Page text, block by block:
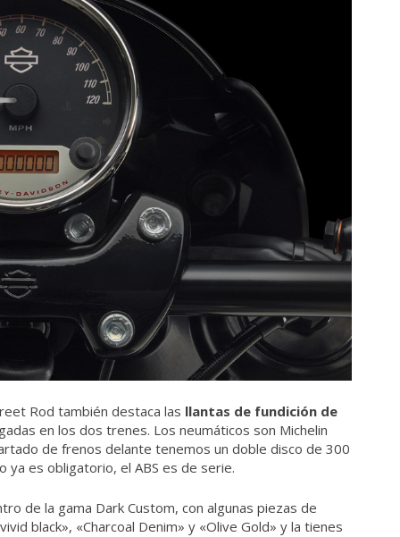
Rod también destaca las llantas de fundición de
en los dos trenes. Los neumáticos son Michelin
de frenos delante tenemos un doble disco de 300
ya es obligatorio, el ABS es de serie.
de la gama Dark Custom, con algunas piezas de
black», «Charcoal Denim» y «Olive Gold» y la tienes